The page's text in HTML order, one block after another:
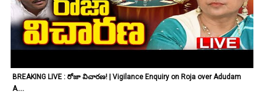
BREAKING LIVE : రోజా విచారణ! | Vigilance Enquiry on Roja over Adudam
A....